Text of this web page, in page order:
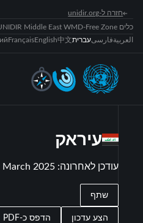
חזרה ל-unidir.org
כלים UNIDIR Middle East WMD-Free Zone
العربيةفارسیעברית中文
English
Français
עיראק
עודכן לאחרונה:
March 2025
שתף
הצע עדכון הדפס כ-PDF